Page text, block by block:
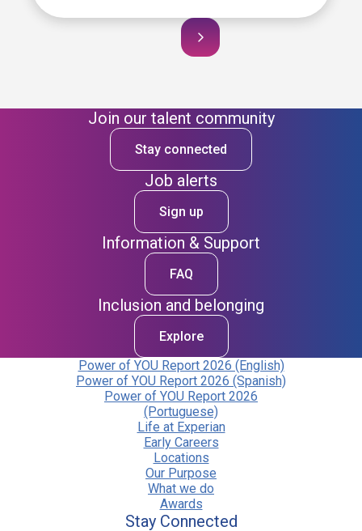
Join our talent community
Stay connected
Job alerts
Sign up
Information & Support
FAQ
Inclusion and belonging
Explore
Power of YOU Report 2026 (English)
Power of YOU Report 2026 (Spanish)
Power of YOU Report 2026
(Portuguese)
Life at Experian
Early Careers
Locations
Our Purpose
What we do
Awards
Stay Connected